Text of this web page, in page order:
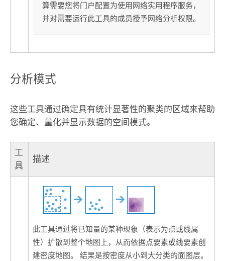
算需要您将门户配置为使用网络实用程序服务，
并对需要运行此工具的成员授予网络分析权限。
分析模式
这些工具通过确定具有统计显著性的聚类的区域来帮助
您确定、量化并显示数据的空间模式。
工
具
描述
此工具通过将已知量的某种现象（表示为点或线属
性）扩散到整个地图上，从而依据点要素或线要素创
建密度地图。 结果是按密度从小到大分类的面图层。